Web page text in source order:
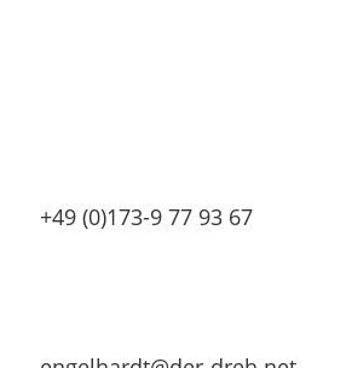
+49 (0)173-9 77 93 67